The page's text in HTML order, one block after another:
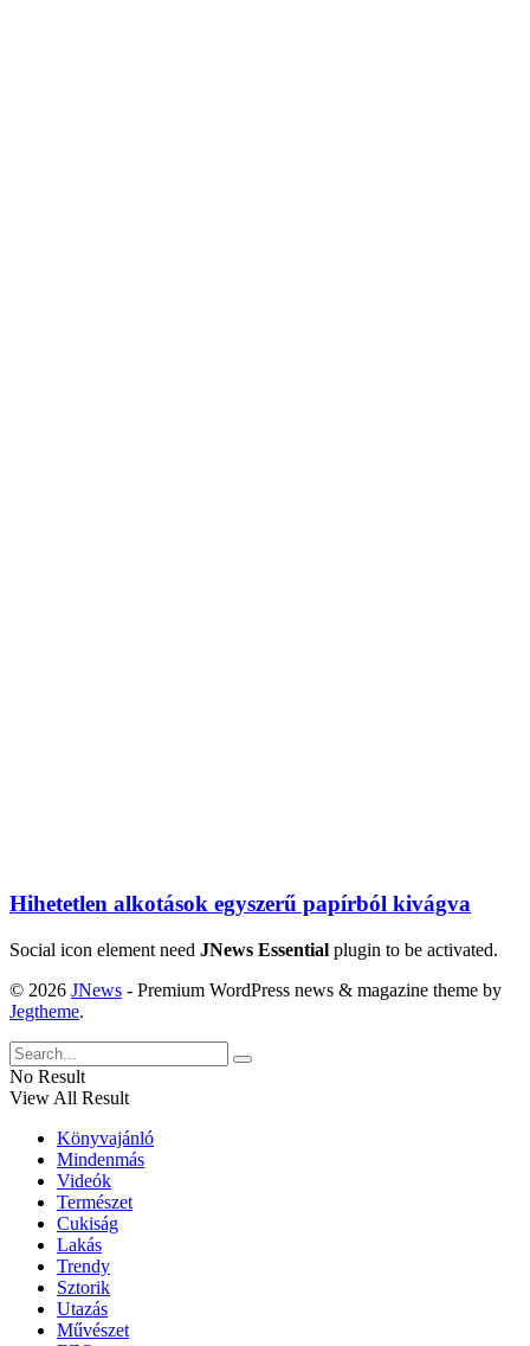
Hihetetlen alkotások egyszerű papírból kivágva
Social icon element need JNews Essential plugin to be activated.
© 2026 JNews - Premium WordPress news & magazine theme by
Jegtheme.
No Result
View All Result
Könyvajánló
Mindenmás
Videók
Természet
Cukiság
Lakás
Trendy
Sztorik
Utazás
Művészet